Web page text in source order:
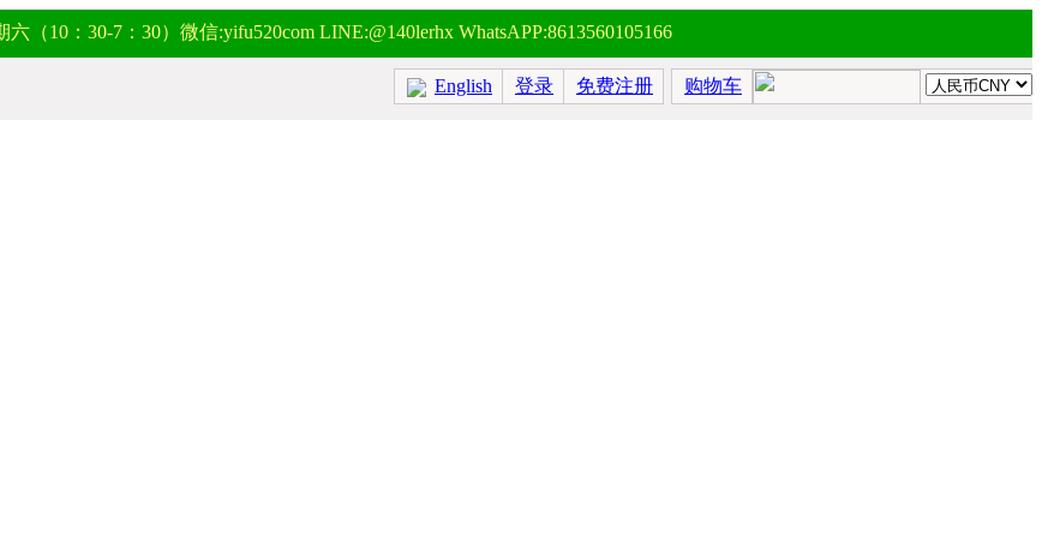
（10：30-7：30）微信:yifu520com LINE:@140lerhx WhatsAPP:8613560105166
购物车
English 登录 免费注册